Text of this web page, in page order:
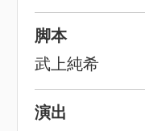
脚本
武上純希
演出